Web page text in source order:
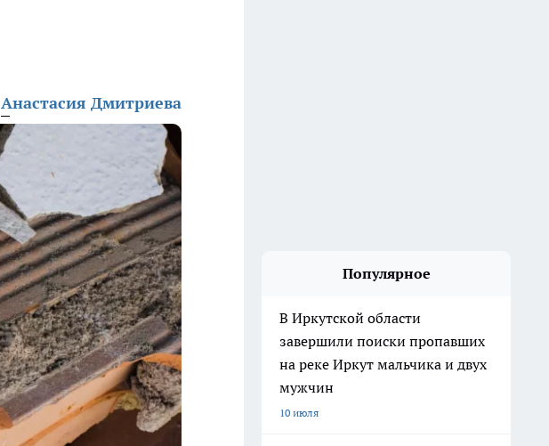
Анастасия Дмитриева
Популярное
В Иркутской области
завершили поиски пропавших
на реке Иркут мальчика и двух
мужчин
10 июля